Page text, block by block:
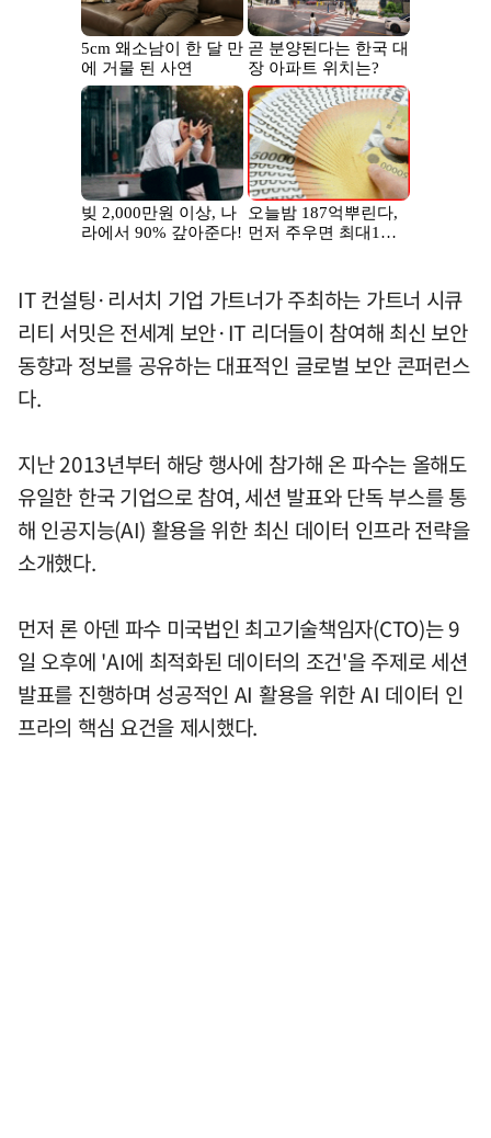
IT 컨설팅·리서치 기업 가트너가 주최하는 가트너 시큐
리티 서밋은 전세계 보안·IT 리더들이 참여해 최신 보안
동향과 정보를 공유하는 대표적인 글로벌 보안 콘퍼런스
다.
지난 2013년부터 해당 행사에 참가해 온 파수는 올해도
유일한 한국 기업으로 참여, 세션 발표와 단독 부스를 통
해 인공지능(AI) 활용을 위한 최신 데이터 인프라 전략을
소개했다.
먼저 론 아덴 파수 미국법인 최고기술책임자(CTO)는 9
일 오후에 'AI에 최적화된 데이터의 조건'을 주제로 세션
발표를 진행하며 성공적인 AI 활용을 위한 AI 데이터 인
프라의 핵심 요건을 제시했다.